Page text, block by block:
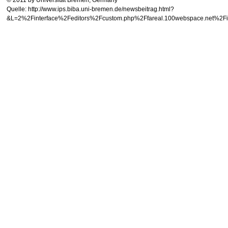
Quelle: http://www.ips.biba.uni-bremen.de/newsbeitrag.html?